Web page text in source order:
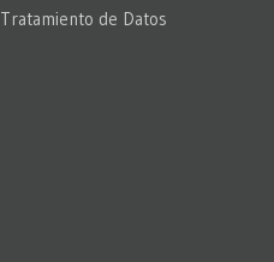
Tratamiento de Datos